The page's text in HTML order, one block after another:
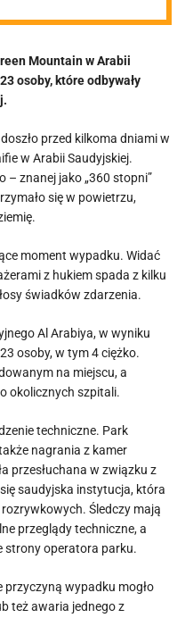
krzyki
Mountain w Arabii
osoby, które odbywały
przed kilkoma dniami w
w Arabii Saudyjskiej.
– znanej jako „360 stopni”
się w powietrzu,
moment wypadku. Widać
z hukiem spada z kilku
świadków zdarzenia.
Al Arabiya, w wyniku
osoby, w tym 4 ciężko.
na miejscu, a
okolicznych szpitali.
techniczne. Park
nagrania z kamer
przesłuchana w związku z
saudyjska instytucja, która
Śledczy mają
przeglądy techniczne, a
strony operatora parku.
wypadku mogło
też awaria jednego z